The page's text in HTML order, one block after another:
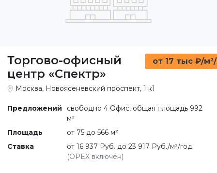
Торгово-офисный
центр «Спектр»
от 17 тыс ₽/
Москва, Новоясеневский проспект, 1 к1
Предложений
свободно 4 Офис, общая площадь 992
м²
Площадь
от 75 до 566 м²
Ставка
от 16 937 Руб. до 23 917 Руб./м²/год
(OPEX включён)